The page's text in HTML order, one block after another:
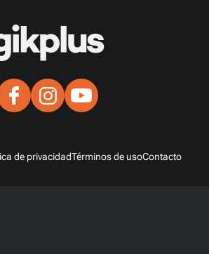
de privacidadTérminos de usoContacto